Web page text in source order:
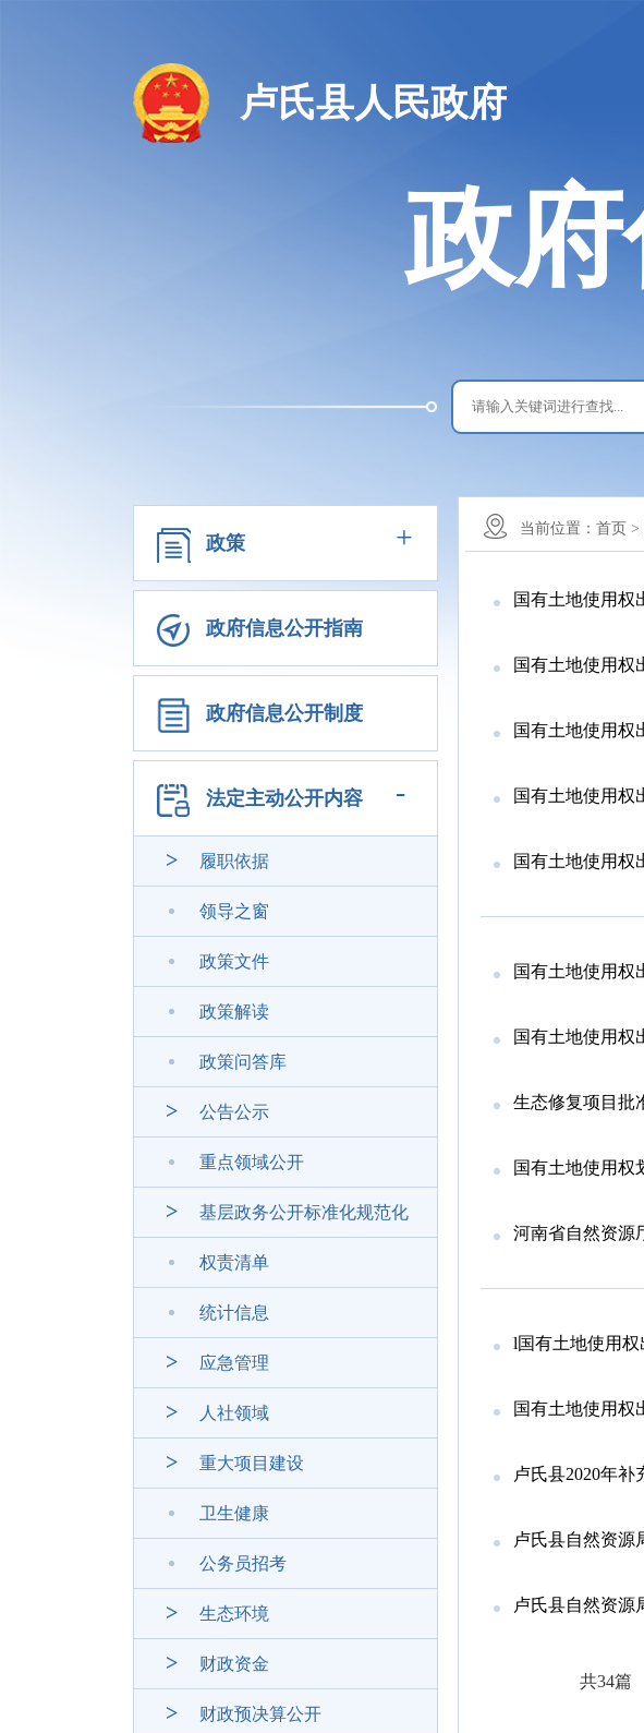
卢氏县人民政府
政
政策 +
政府信息公开指南
政府信息公开制度
法定主动公开内容 -
履职依据
领导之窗
政策文件
政策解读
政策问答库
公告公示
重点领域公开
基层政务公开标准化规范化
权责清单
统计信息
应急管理
人社领域
重大项目建设
卫生健康
公务员招考
生态环境
财政资金
财政预决算公开
当前位置： 首页 >
国有土地使用
国有土地使用
国有土地使用
国有土地使用
国有土地使用
国有土地使用
国有土地使用
生态修复项目
国有土地使用
河南省自然资源
l国有土地使用
国有土地使用权出让和划拨
卢氏县2020年补
卢氏县自然资源
卢氏县自然资源
共34篇